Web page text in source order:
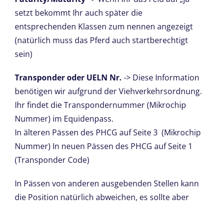
setzt bekommt Ihr auch später die
entsprechenden Klassen zum nennen angezeigt
(natürlich muss das Pferd auch startberechtigt
sein)
Transponder oder UELN Nr. -> Diese Information
benötigen wir aufgrund der Viehverkehrsordnung.
Ihr findet die Transpondernummer (Mikrochip
Nummer) im Equidenpass.
In älteren Pässen des PHCG auf Seite 3 (Mikrochip
Nummer) In neuen Pässen des PHCG auf Seite 1
(Transponder Code)
In Pässen von anderen ausgebenden Stellen kann
die Position natürlich abweichen, es sollte aber